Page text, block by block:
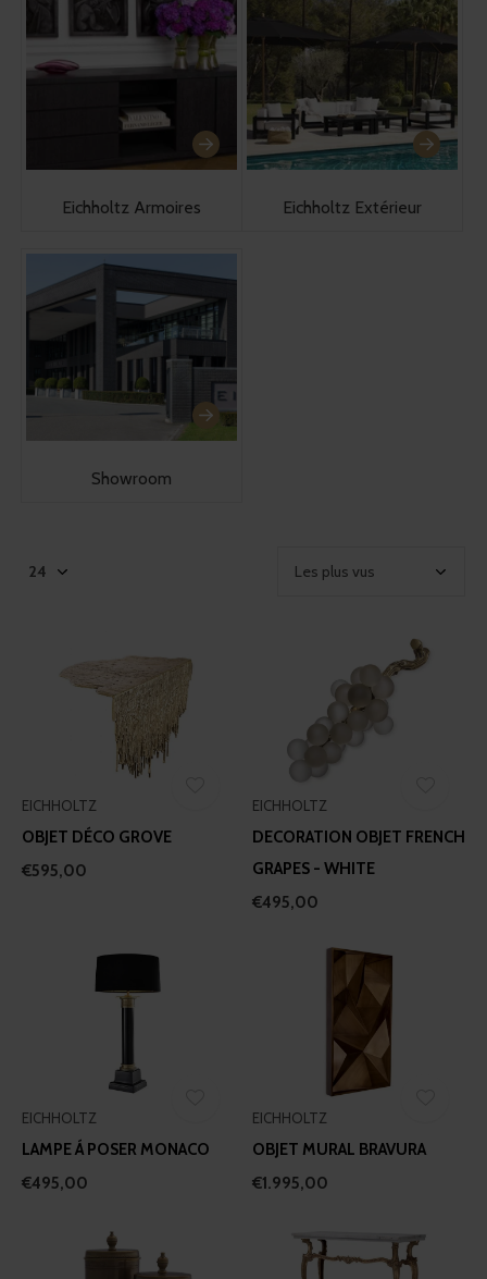
Eichholtz Armoires Eichholtz Extérieur
Showroom
EICHHOLTZ
OBJET DÉCO GROVE
€595,00
EICHHOLTZ
DECORATION OBJET FRENCH
GRAPES - WHITE
€495,00
EICHHOLTZ
LAMPE Á POSER MONACO
€495,00
EICHHOLTZ
OBJET MURAL BRAVURA
€1.995,00